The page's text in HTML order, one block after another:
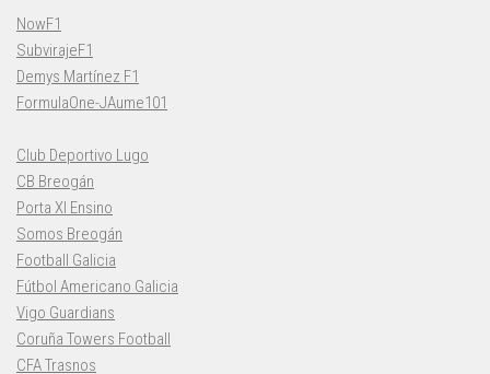
NowF1
SubvirajeF1
Demys Martínez F1
FormulaOne-JAume101
Club Deportivo Lugo
CB Breogán
Porta XI Ensino
Somos Breogán
Football Galicia
Fútbol Americano Galicia
Vigo Guardians
Coruña Towers Football
CFA Trasnos